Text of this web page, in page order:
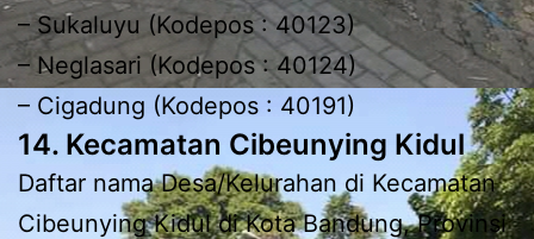
– Sukaluyu (Kodepos : 40123)
– Neglasari (Kodepos : 40124)
– Cigadung (Kodepos : 40191)
14. Kecamatan Cibeunying Kidul
Daftar nama Desa/Kelurahan di Kecamatan
Cibeunying Kidul di Kota Bandung, Provinsi